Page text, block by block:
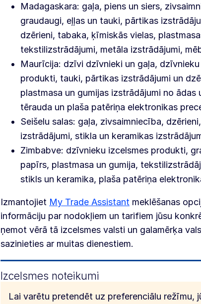
Madagaskara: gaļa, piens un siers,
graudaugi, eļļas un tauki, pārtikas
dzērieni, tabaka, ķīmiskās vielas,
tekstilizstrādājumi, metāla izstrādājumi,
Maurīcija: dzīvi dzīvnieki un gaļa,
produkti, tauki, pārtikas izstrādājumi un
plastmasa un gumijas izstrādājumi no ādas
tērauda un plaša patēriņa elektronikas
Seišelu salas: gaļa, zivsaimniecība,
izstrādājumi, stikla un keramikas
Zimbabve: dzīvnieku izcelsmes produkti,
papīrs, plastmasa un gumija,
stikls un keramika, plaša patēriņa
Izmantojiet My Trade Assistant meklēšanas
informāciju par nodokļiem un tarifiem jūsu
ņemot vērā tā izcelsmes valsti un galamērķa
sazinieties ar muitas dienestiem.
Izcelsmes noteikumi
Lai varētu pretendēt uz preferenciālu režīmu,